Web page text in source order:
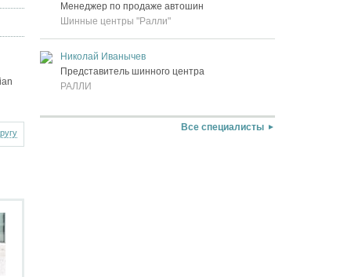
Менеджер по продаже автошин
Шинные центры "Ралли"
Николай Иванычев
Представитель шинного центра
РАЛЛИ
Все специалисты